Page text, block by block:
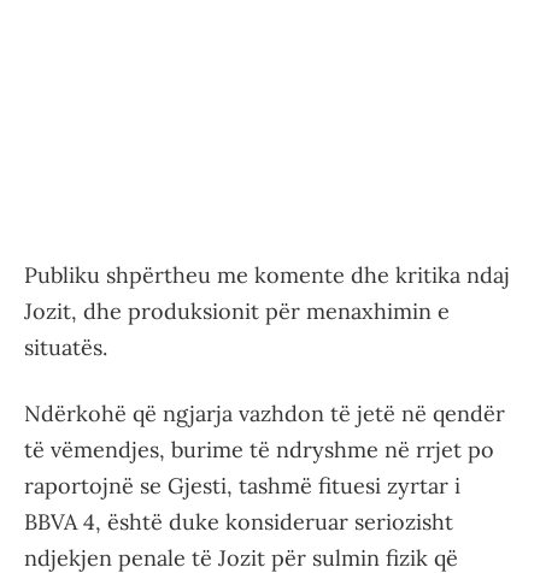
Publiku shpërtheu me komente dhe kritika ndaj
Jozit, dhe produksionit për menaxhimin e
situatës.
Ndërkohë që ngjarja vazhdon të jetë në qendër
të vëmendjes, burime të ndryshme në rrjet po
raportojnë se Gjesti, tashmë fituesi zyrtar i
BBVA 4, është duke konsideruar seriozisht
ndjekjen penale të Jozit për sulmin fizik që